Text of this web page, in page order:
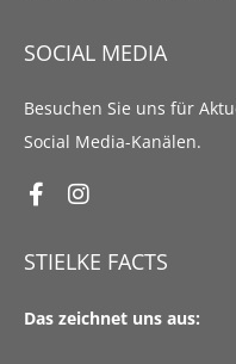
SOCIAL MEDIA
Besuchen Sie uns für
Social Media-Kanälen.
STIELKE FACTS
Das zeichnet uns aus: